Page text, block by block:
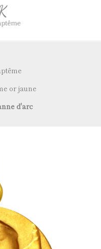
or jaune
d'arc